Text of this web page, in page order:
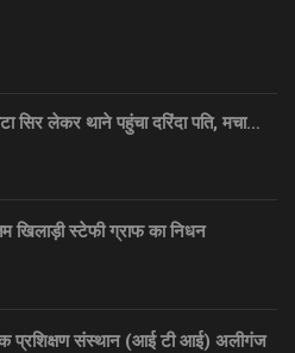
सिर लेकर थाने पहुंचा दरिंदा पति, मचा…
खिलाड़ी स्टेफी ग्राफ का निधन
प्रशिक्षण संस्थान (आई टी आई) अलीगंज